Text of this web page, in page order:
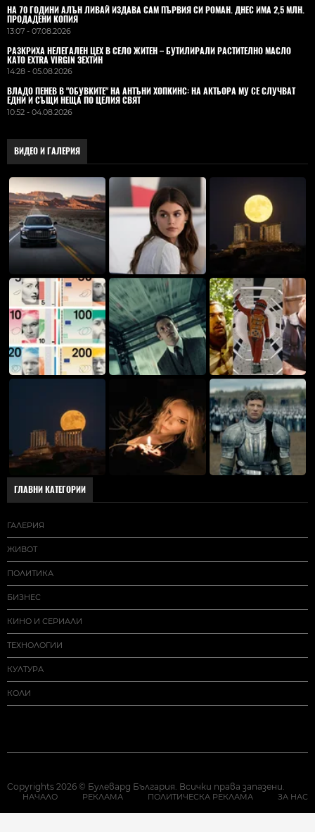
НА 70 ГОДИНИ АЛЪН ЛИВАЙ ИЗДАВА САМ ПЪРВИЯ СИ РОМАН. ДНЕС ИМА 2,5 МЛН.
ПРОДАДЕНИ КОПИЯ
13:07 - 07.08.2026
РАЗКРИХА НЕЛЕГАЛЕН ЦЕХ В СЕЛО ЖИТЕН – БУТИЛИРАЛИ РАСТИТЕЛНО МАСЛО
КАТО EXTRA VIRGIN ЗЕХТИН
14:28 - 05.08.2026
ВЛАДO ПЕНЕВ В "ОБУВКИТЕ" НА АНТЪНИ ХОПКИНС: НА АКТЬОРА МУ СЕ СЛУЧВАТ
ЕДНИ И СЪЩИ НЕЩА ПО ЦЕЛИЯ СВЯТ
10:52 - 04.08.2026
ВИДЕО И ГАЛЕРИЯ
ГЛАВНИ КАТЕГОРИИ
ГАЛЕРИЯ
ЖИВОТ
ПОЛИТИКА
БИЗНЕС
КИНО И СЕРИАЛИ
ТЕХНОЛОГИИ
КУЛТУРА
КОЛИ
Copyrights 2026 © Булевард България. Всички права запазени.
НАЧАЛО РЕКЛАМА ПОЛИТИЧЕСКА РЕКЛАМА ЗА НАС